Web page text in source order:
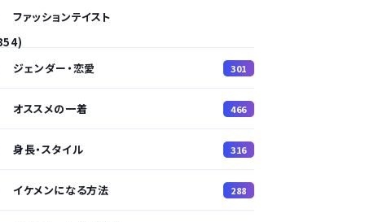
ファッションテイスト
ジェンダー・恋愛
301
オススメの一着 466
身長・スタイル 316
イケメンになる方法 288